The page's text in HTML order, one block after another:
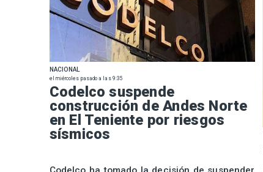
NACIONAL
el miércoles pasado a las 9:35
Codelco suspende
construcción de Andes Norte
en El Teniente por riesgos
sísmicos